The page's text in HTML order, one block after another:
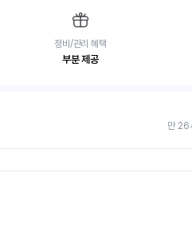
정비/관리 혜택
부분 제공
만 26